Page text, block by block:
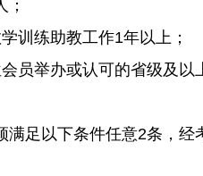
训练助教工作1年以上；
员举办或认可的省级及
足以下条件任意2条，